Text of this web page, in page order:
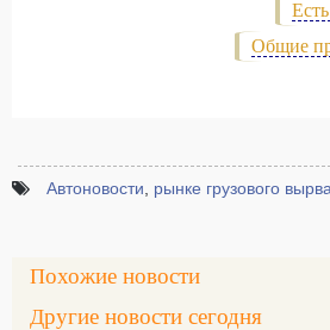
Общие
Автоновости рынке грузового
Похожие новости
Другие новости сегодня